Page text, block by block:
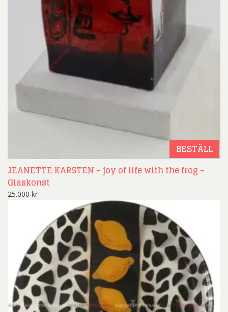
BESTÄLL
JEANETTE KARSTEN – joy of life with the frog –
Glaskonst
25.000 kr